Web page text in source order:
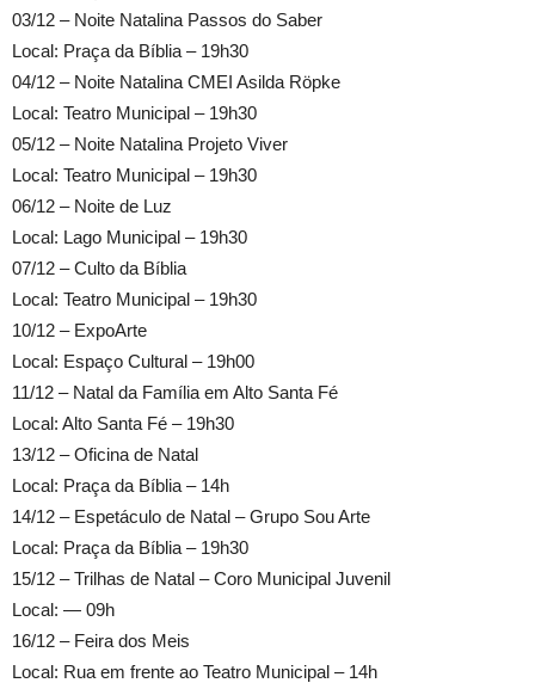
03/12 – Noite Natalina Passos do Saber
Local: Praça da Bíblia – 19h30
04/12 – Noite Natalina CMEI Asilda Röpke
Local: Teatro Municipal – 19h30
05/12 – Noite Natalina Projeto Viver
Local: Teatro Municipal – 19h30
06/12 – Noite de Luz
Local: Lago Municipal – 19h30
07/12 – Culto da Bíblia
Local: Teatro Municipal – 19h30
10/12 – ExpoArte
Local: Espaço Cultural – 19h00
11/12 – Natal da Família em Alto Santa Fé
Local: Alto Santa Fé – 19h30
13/12 – Oficina de Natal
Local: Praça da Bíblia – 14h
14/12 – Espetáculo de Natal – Grupo Sou Arte
Local: Praça da Bíblia – 19h30
15/12 – Trilhas de Natal – Coro Municipal Juvenil
Local: — 09h
16/12 – Feira dos Meis
Local: Rua em frente ao Teatro Municipal – 14h